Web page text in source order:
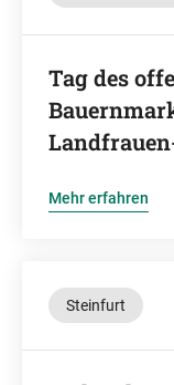
Tag des
Mehr erfahren
Steinfurt